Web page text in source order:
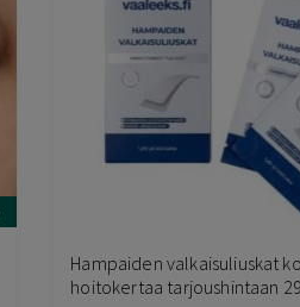
Hampaiden valkaisuliuskat
hoitokertaa tarjoushintaan